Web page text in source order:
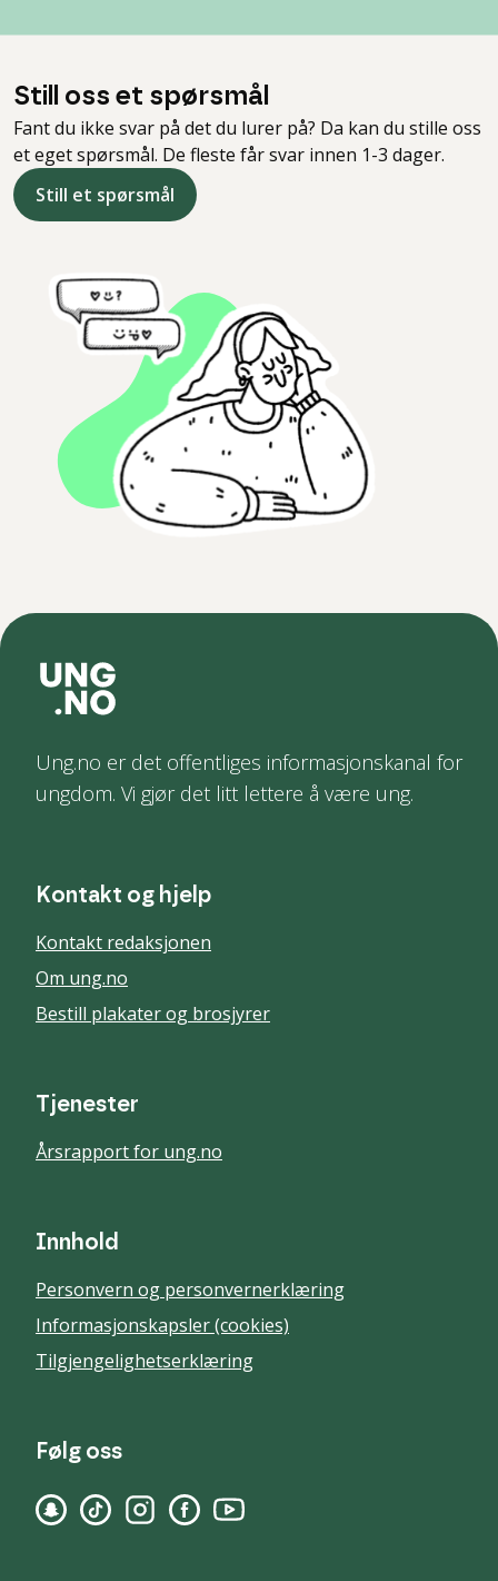
Still oss et spørsmål
Fant du ikke svar på det du lurer på? Da kan du stille oss
et eget spørsmål. De fleste får svar innen 1-3 dager.
Still et spørsmål
Ung.no er det offentliges informasjonskanal for
ungdom. Vi gjør det litt lettere å være ung.
Kontakt og hjelp
Kontakt redaksjonen
Om ung.no
Bestill plakater og brosjyrer
Tjenester
Årsrapport for ung.no
Innhold
Personvern og personvernerklæring
Informasjonskapsler (cookies)
Tilgjengelighetserklæring
Følg oss